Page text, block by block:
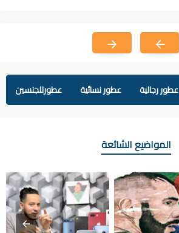
عطور رجالية عطور نسائية عطورللجنسين
المواضيع الشائعة